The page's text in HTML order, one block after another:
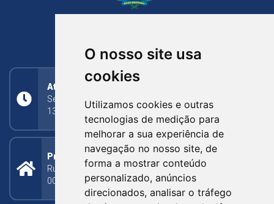
O nosso site usa
cookies
Utilizamos cookies e outras
tecnologias de medição para
melhorar a sua experiência de
navegação no nosso site, de
forma a mostrar conteúdo
personalizado, anúncios
direcionados, analisar o tráfego
Atendimento
Segunda a Sexta: 8h às 11h30min (manhã);
13h30min às 17h (tarde)
Prefeitura Municipal
Rua Silva Jardim, 505 - Bairro Centro - CEP: 95340-
000